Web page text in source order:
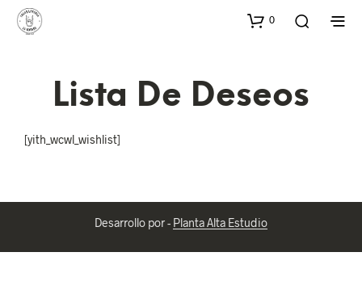
0
Lista De Deseos
[yith_wcwl_wishlist]
Desarrollo por - Planta Alta Estudio